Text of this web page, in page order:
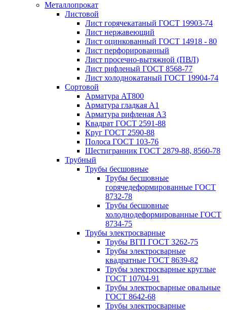
Металлопрокат
Листовой
Лист горячекатаный ГОСТ 19903-74
Лист нержавеющий
Лист оцинкованный ГОСТ 14918 - 80
Лист перфорированный
Лист просечно-вытяжной (ПВЛ)
Лист рифленый ГОСТ 8568-77
Лист холоднокатаный ГОСТ 19904-74
Сортовой
Арматура АТ800
Арматура гладкая А1
Арматура рифленая А3
Квадрат ГОСТ 2591-88
Круг ГОСТ 2590-88
Полоса ГОСТ 103-76
Шестигранник ГОСТ 2879-88, 8560-78
Трубный
Трубы бесшовные
Трубы бесшовные
горячедеформированные ГОСТ
8732-78
Трубы бесшовные
холоднодеформированные ГОСТ
8734-75
Трубы электросварные
Трубы ВГП ГОСТ 3262-75
Трубы электросварные
квадратные ГОСТ 8639-82
Трубы электросварные круглые
ГОСТ 10704-91
Трубы электросварные овальные
ГОСТ 8642-68
Трубы электросварные